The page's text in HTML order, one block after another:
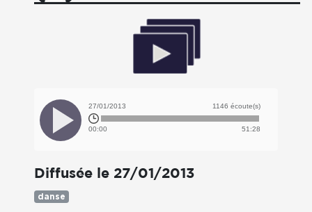
27/01/2013 1146 écoute(s)
00:00 51:28
Diffusée le 27/01/2013
danse